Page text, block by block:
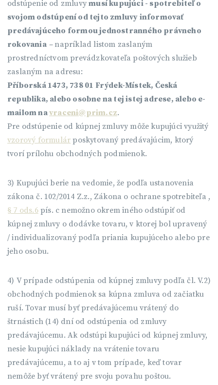
odstúpenie od zmluvymusí kupujúci - spotrebiteľ o
svojom odstúpení od tejto zmluvy informovať
predávajúceho formou jednostranného právneho
rokovania – napríklad listom zaslaným
prostredníctvom prevádzkovateľa poštových služieb
zaslaným na adresu:
Příborská 1473, 738 01 Frýdek-Místek, Česká
republika, alebo osobne na tej istej adrese, alebo e-
mailom navraceni@prim.cz.
Pre odstúpenie od kúpnej zmluvy môže kupujúci využitý
vzorový formulár poskytovaný predávajúcim, ktorý
tvorí prílohu obchodných podmienok.
3) Kupujúci berie na vedomie, že podľa ustanovenia
zákona č. 102/2014 Z.z., Zákona o ochrane spotrebiteľa ,
§ 7 ods.6pís. c nemožno okrem iného odstúpiť od
kúpnej zmluvy o dodávke tovaru, v ktorej bol upravený
/ individualizovaný podľa priania kupujúceho alebo pre
jeho osobu.
4) V prípade odstúpenia od kúpnej zmluvy podľa čl. V.2)
obchodných podmienok sa kúpna zmluva od začiatku
ruší. Tovar musí byť predávajúcemu vrátený do
štrnástich (14) dní od odstúpenia od zmluvy
predávajúcemu. Ak odstúpi kupujúci od kúpnej zmluvy,
nesie kupujúci náklady na vrátenie tovaru
predávajúcemu, a to aj v tom prípade, keď tovar
nemôže byť vrátený pre svoju povahu poštou.